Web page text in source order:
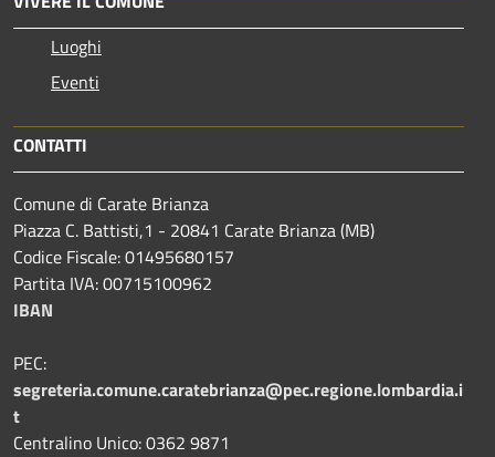
Luoghi
Eventi
CONTATTI
Comune di Carate Brianza
Piazza C. Battisti,1 - 20841 Carate Brianza (MB)
Codice Fiscale: 01495680157
Partita IVA: 00715100962
IBAN
PEC:
segreteria.comune.caratebrianza@pec.regione.lombardia.i
t
Centralino Unico: 0362 9871